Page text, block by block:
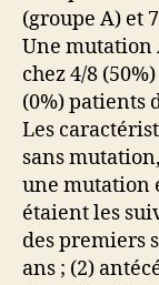
(groupe A) et
Une mutation
chez 4/8
(0%) patients
Les
sans
une mutation
étaient les
des premiers
ans ; (2)